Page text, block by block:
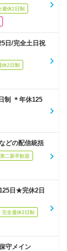
週休2日制
日/完全土日祝
休2日制
制 ＊年休125
どの配信統括
第二新卒歓迎
日★完休2日
完全週休2日制
守メイン